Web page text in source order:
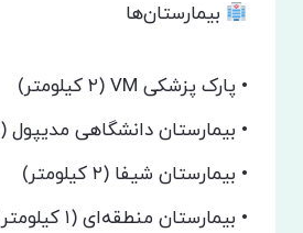
بیمارستان‌ها
• پارک پزشکی VM (۲ کیلومتر)
• بیمارستان دانشگاهی مدیپول (۲ کیلومتر)
• بیمارستان شیفا (۲ کیلومتر)
• بیمارستان منطقه‌ای (۱ کیلومتر)